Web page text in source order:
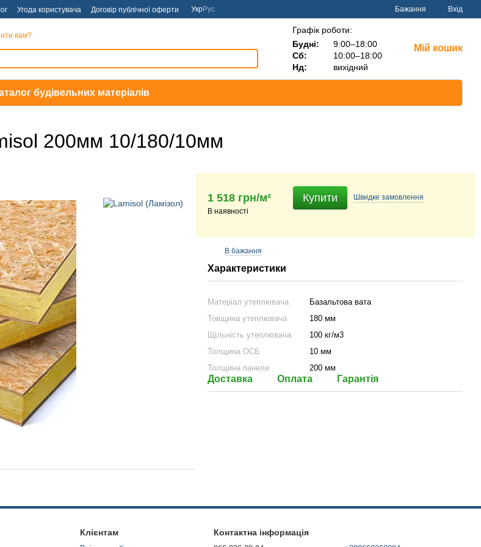
Угода користувача Договір публічної оферти УкрРус Бажання Вхід
вам?
Графік роботи:
Будні:
9:00–18:00
Сб:
10:00–18:00
Нд:
вихідний
Мій кошик
будівельних матеріалів
200мм 10/180/10мм
1 518 грн/м²
В наявності
Купити Швидке замовлення
В бажання
Характеристики
Матеріал утеплювача
Базальтова вата
Товщина утеплювача
180 мм
Щільність утеплювача
100 кг/м3
Толщина ОСБ
10 мм
Толщина панели
200 мм
Доставка Оплата Гарантія
Клієнтам Контактна інформація